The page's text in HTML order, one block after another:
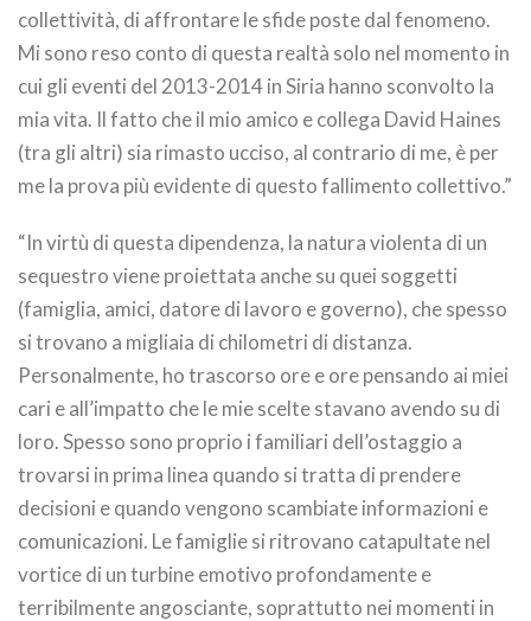
collettività, di affrontare le sfide poste dal fenomeno.
Mi sono reso conto di questa realtà solo nel momento in
cui gli eventi del 2013-2014 in Siria hanno sconvolto la
mia vita. Il fatto che il mio amico e collega David Haines
(tra gli altri) sia rimasto ucciso, al contrario di me, è per
me la prova più evidente di questo fallimento collettivo.”
“In virtù di questa dipendenza, la natura violenta di un
sequestro viene proiettata anche su quei soggetti
(famiglia, amici, datore di lavoro e governo), che spesso
si trovano a migliaia di chilometri di distanza.
Personalmente, ho trascorso ore e ore pensando ai miei
cari e all’impatto che le mie scelte stavano avendo su di
loro. Spesso sono proprio i familiari dell’ostaggio a
trovarsi in prima linea quando si tratta di prendere
decisioni e quando vengono scambiate informazioni e
comunicazioni. Le famiglie si ritrovano catapultate nel
vortice di un turbine emotivo profondamente e
terribilmente angosciante, soprattutto nei momenti in